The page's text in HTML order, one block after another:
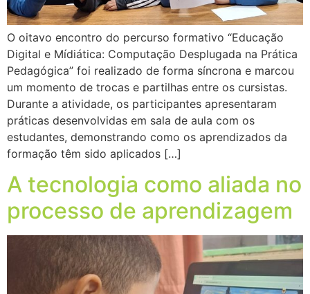
O oitavo encontro do percurso formativo “Educação
Digital e Mídiática: Computação Desplugada na Prática
Pedagógica” foi realizado de forma síncrona e marcou
um momento de trocas e partilhas entre os cursistas.
Durante a atividade, os participantes apresentaram
práticas desenvolvidas em sala de aula com os
estudantes, demonstrando como os aprendizados da
formação têm sido aplicados […]
A tecnologia como aliada no
processo de aprendizagem